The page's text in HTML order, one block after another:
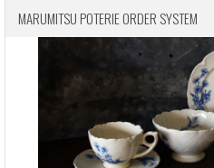
MARUMITSU POTERIE ORDER SYSTEM